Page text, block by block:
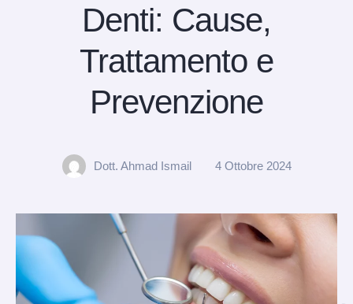
Denti: Cause,
Trattamento e
Prevenzione
Dott. Ahmad Ismail 4 Ottobre 2024